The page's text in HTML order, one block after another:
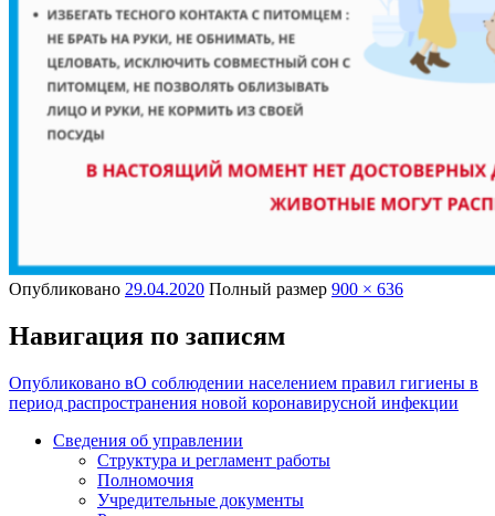
Опубликовано 29.04.2020 Полный размер 900 × 636
Навигация по записям
Опубликовано вО соблюдении населением правил гигиены в
период распространения новой коронавирусной инфекции
Сведения об управлении
Структура и регламент работы
Полномочия
Учредительные документы